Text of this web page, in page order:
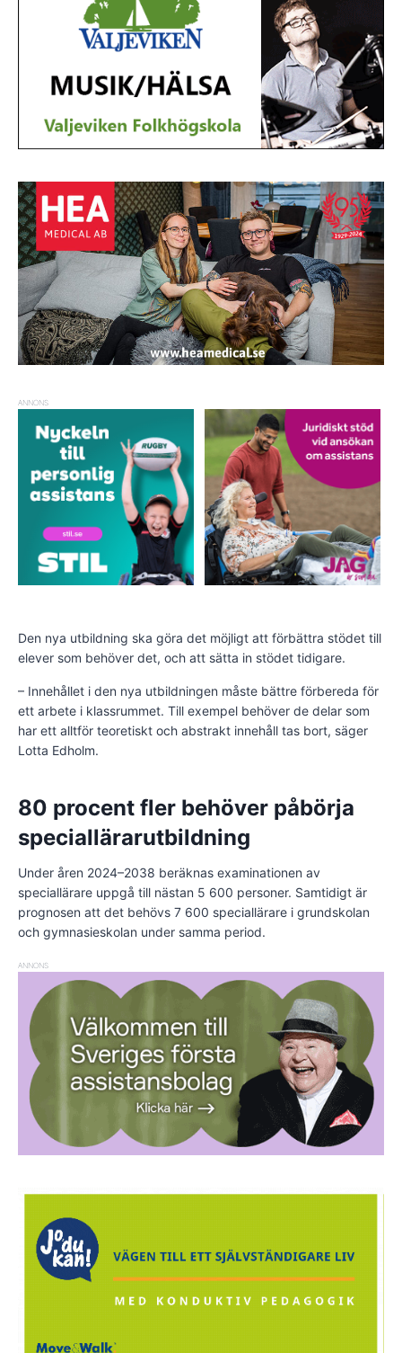
ANNONS
Den nya utbildning ska göra det möjligt att förbättra stödet till
elever som behöver det, och att sätta in stödet tidigare.
– Innehållet i den nya utbildningen måste bättre förbereda för
ett arbete i klassrummet. Till exempel behöver de delar som
har ett alltför teoretiskt och abstrakt innehåll tas bort, säger
Lotta Edholm.
80 procent fler behöver påbörja
speciallärarutbildning
Under åren 2024–2038 beräknas examinationen av
speciallärare uppgå till nästan 5 600 personer. Samtidigt är
prognosen att det behövs 7 600 speciallärare i grundskolan
och gymnasieskolan under samma period.
ANNONS